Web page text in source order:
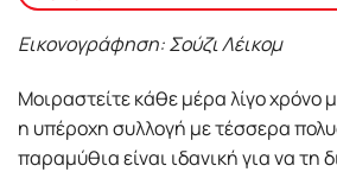
Εικονογράφηση: Σούζι Λέικομ
Μοιραστείτε κάθε μέρα λίγο χρόνο
η υπέροχη συλλογή με τέσσερα
παραμύθια είναι ιδανική για να τη